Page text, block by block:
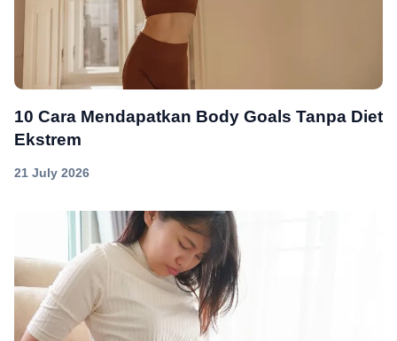
10 Cara Mendapatkan Body Goals Tanpa Diet
Ekstrem
21 July 2026